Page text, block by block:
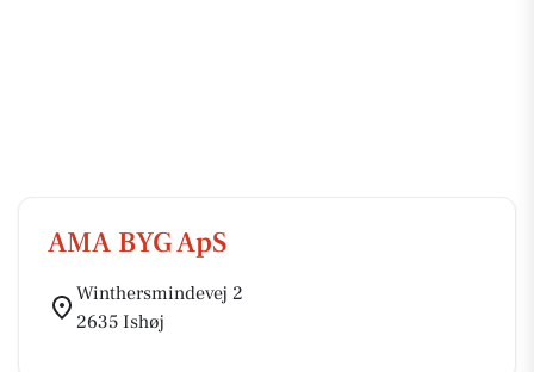
AMA BYG ApS
Winthersmindevej 2
2635 Ishøj